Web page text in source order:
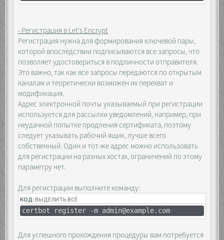
- Регистрация в Let's Encrypt
Регистрация нужна для формирования ключевой пары,
которой впоследствии подписываются все запросы, что
позволяет удостовериться в подлинности отправителя.
Это важно, так как все запросы передаются по открытым
каналам и теоретически возможен их перехват и
модификация.
Адрес электронной почты указываемый при регистрации
используется для рассылки уведомлений, например, при
неудачной попытке продления сертификата, поэтому
следует указывать рабочий ящик, лучше всего
собственный. Один и тот-же адрес можно использовать
для регистрации на разных хостах, ограничений по этому
параметру нет.
Для регистрации выполните команду:
КОД:ВЫДЕЛИТЬ ВСЁ
certbot register -m admin@example.com
Для успешного прохождения процедуры вам потребуется